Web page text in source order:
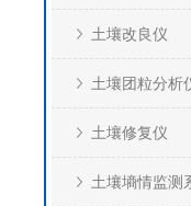
土壤改良仪
土壤团粒分析
土壤修复仪
土壤墒情监测